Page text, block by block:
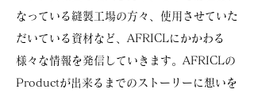
なっている縫製工場の方々、使用させていた
だいている資材など、AFRICLにかかわる
様々な情報を発信していきます。AFRICLの
Productが出来るまでのストーリーに想いを